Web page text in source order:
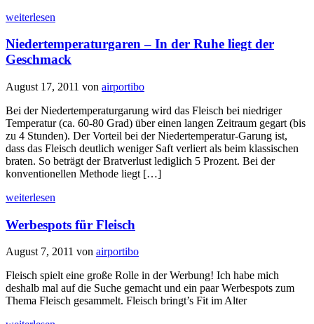
weiterlesen
Niedertemperaturgaren – In der Ruhe liegt der
Geschmack
August 17, 2011 von airportibo
Bei der Niedertemperaturgarung wird das Fleisch bei niedriger
Temperatur (ca. 60-80 Grad) über einen langen Zeitraum gegart (bis
zu 4 Stunden). Der Vorteil bei der Niedertemperatur-Garung ist,
dass das Fleisch deutlich weniger Saft verliert als beim klassischen
braten. So beträgt der Bratverlust lediglich 5 Prozent. Bei der
konventionellen Methode liegt […]
weiterlesen
Werbespots für Fleisch
August 7, 2011 von airportibo
Fleisch spielt eine große Rolle in der Werbung! Ich habe mich
deshalb mal auf die Suche gemacht und ein paar Werbespots zum
Thema Fleisch gesammelt. Fleisch bringt’s Fit im Alter